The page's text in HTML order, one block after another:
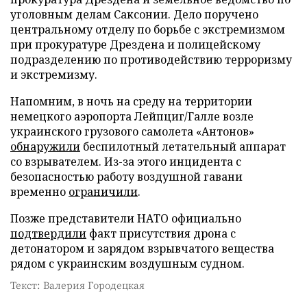
уголовным делам Саксонии. Дело поручено
центральному отделу по борьбе с экстремизмом
при прокуратуре Дрездена и полицейскому
подразделению по противодействию терроризму
и экстремизму.
Напомним, в ночь на среду на территории
немецкого аэропорта Лейпциг/Галле возле
украинского грузового самолета «Антонов»
обнаружили беспилотный летательный аппарат
со взрывателем. Из-за этого инцидента с
безопасностью работу воздушной гавани
временно ограничили.
Позже представители НАТО официально
подтвердили факт присутствия дрона с
детонатором и зарядом взрывчатого вещества
рядом с украинским воздушным судном.
Текст: Валерия Городецкая